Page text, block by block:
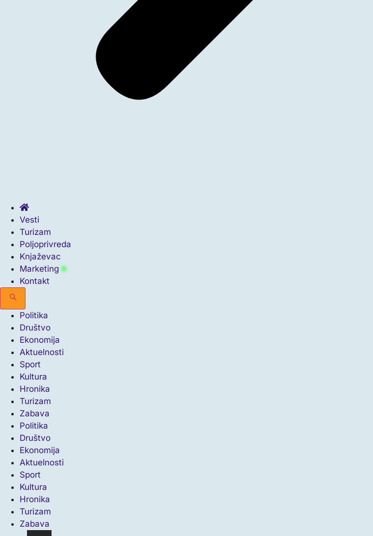
Vesti
Turizam
Poljoprivreda
Knjaževac
Marketing
Kontakt
Politika
Društvo
Ekonomija
Aktuelnosti
Sport
Kultura
Hronika
Turizam
Zabava
Politika
Društvo
Ekonomija
Aktuelnosti
Sport
Kultura
Hronika
Turizam
Zabava